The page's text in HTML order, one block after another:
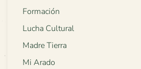
Formación
Lucha Cultural
Madre Tierra
Mi Arado